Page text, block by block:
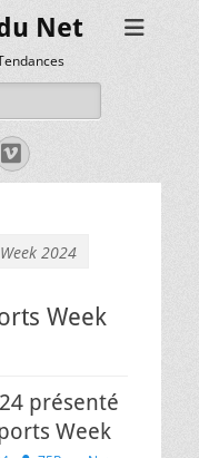
Net
Vimeo
2024
Week
présenté
Week